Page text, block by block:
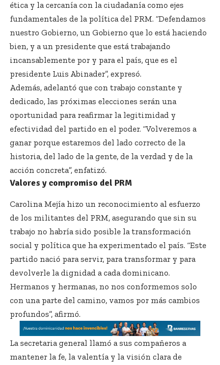
ética y la cercanía con la ciudadanía como ejes
fundamentales de la política del PRM. “Defendamos
nuestro Gobierno, un Gobierno que lo está haciendo
bien, y a un presidente que está trabajando
incansablemente por y para el país, que es el
presidente Luis Abinader”, expresó.
Además, adelantó que con trabajo constante y
dedicado, las próximas elecciones serán una
oportunidad para reafirmar la legitimidad y
efectividad del partido en el poder. “Volveremos a
ganar porque estaremos del lado correcto de la
historia, del lado de la gente, de la verdad y de la
acción concreta”, enfatizó.
Valores y compromiso del PRM
Carolina Mejía hizo un reconocimiento al esfuerzo
de los militantes del PRM, asegurando que sin su
trabajo no habría sido posible la transformación
social y política que ha experimentado el país. “Este
partido nació para servir, para transformar y para
devolverle la dignidad a cada dominicano.
Hermanos y hermanas, no nos conformemos solo
con una parte del camino, vamos por más cambios
profundos”, afirmó.
La secretaria general llamó a sus compañeros a
mantener la fe, la valentía y la visión clara de